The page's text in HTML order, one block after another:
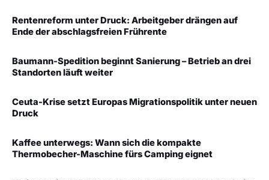
Rentenreform unter Druck: Arbeitgeber drängen auf
Ende der abschlagsfreien Frührente
Baumann-Spedition beginnt Sanierung – Betrieb an drei
Standorten läuft weiter
Ceuta-Krise setzt Europas Migrationspolitik unter neuen
Druck
Kaffee unterwegs: Wann sich die kompakte
Thermobecher-Maschine fürs Camping eignet